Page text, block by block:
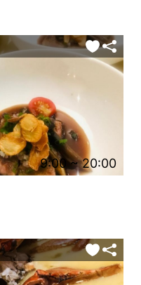
9:00 ~ 20:00